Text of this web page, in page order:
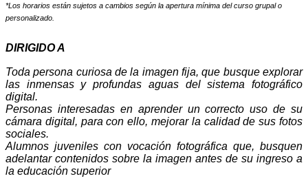
*Los horarios están sujetos a cambios según la apertura mínima del curso grupal o
personalizado.
DIRIGIDO A
Toda persona curiosa de la imagen fija, que busque explorar
las inmensas y profundas aguas del sistema fotográfico
digital.
Personas interesadas en aprender un correcto uso de su
cámara digital, para con ello, mejorar la calidad de sus fotos
sociales.
Alumnos juveniles con vocación fotográfica que, busquen
adelantar contenidos sobre la imagen antes de su ingreso a
la educación superior